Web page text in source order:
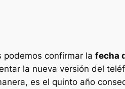
podemos confirmar la fecha
la nueva versión del
es el quinto año